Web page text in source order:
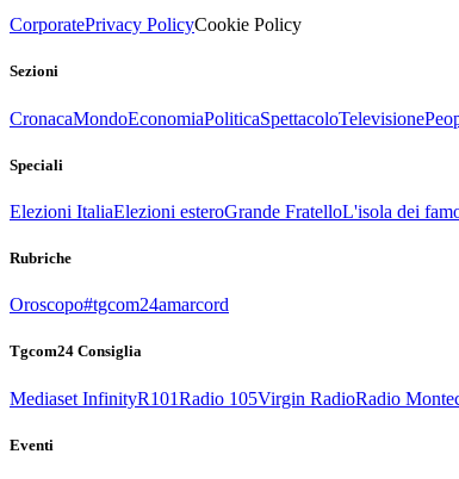
CorporatePrivacy PolicyCookie Policy
Sezioni
CronacaMondoEconomiaPoliticaSpettacoloTelevisione
Speciali
Elezioni ItaliaElezioni esteroGrande FratelloL'isola dei
Rubriche
Oroscopo#tgcom24amarcord
Tgcom24 Consiglia
Mediaset InfinityR101Radio 105Virgin RadioRadio
Eventi